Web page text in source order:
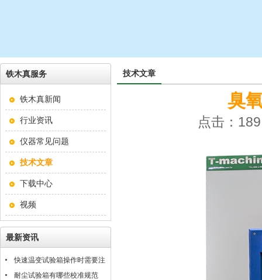
铁木真服务
铁木真新闻
行业资讯
仪器常见问题
技术文章
下载中心
视频
最新资讯
快速温变试验箱操作时需要注
意什么？
耐尘试验箱有哪些校准规范
技术文章
臭
点击：